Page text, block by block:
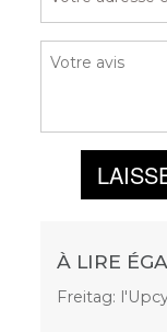
À LIRE
Freitag: